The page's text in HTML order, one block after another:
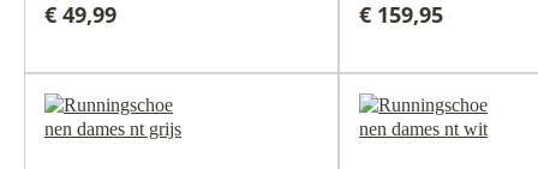
€ 49,99 € 159,95